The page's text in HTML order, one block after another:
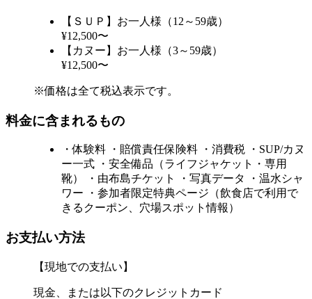
【ＳＵＰ】お一人様（12～59歳）
¥12,500〜
【カヌー】お一人様（3～59歳）
¥12,500〜
※価格は全て税込表示です。
料金に含まれるもの
・体験料 ・賠償責任保険料 ・消費税 ・SUP/カヌ
ー一式 ・安全備品（ライフジャケット・専用
靴） ・由布島チケット ・写真データ ・温水シャ
ワー ・参加者限定特典ページ（飲食店で利用で
きるクーポン、穴場スポット情報）
お支払い方法
【現地での支払い】
現金、または以下のクレジットカード